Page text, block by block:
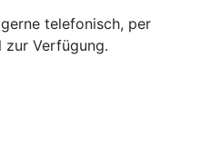
telefonisch, per
zur Verfügung.